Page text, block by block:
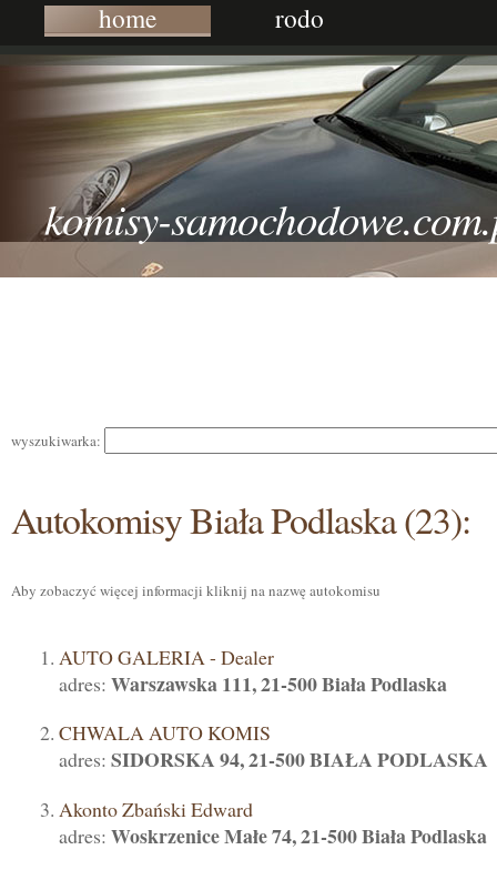
home rodo
komisy-
wyszukiwarka:
Autokomisy Biała Podlaska (23):
Aby zobaczyć więcej informacji kliknij na nazwę autokomisu
AUTO GALERIA - Dealer
adres: Warszawska 111, 21-500 Biała Podlaska
CHWALA AUTO KOMIS
adres: SIDORSKA 94, 21-500 BIAŁA PODLASKA
Akonto Zbański Edward
adres: Woskrzenice Małe 74, 21-500 Biała Podlaska